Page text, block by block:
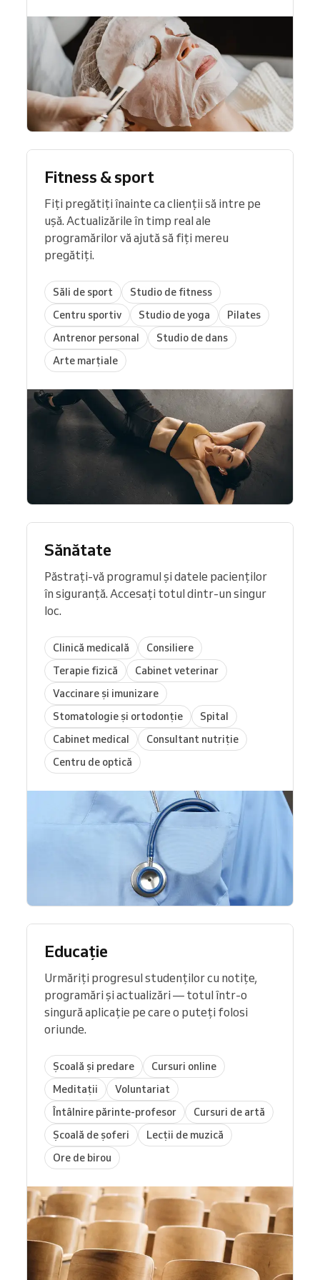
gestiona afacerea de predare oricând,
oriunde, direct de pe telefon.
Fitness & sport
Fiți pregătiți înainte ca clienții să intre pe
ușă. Actualizările în timp real ale
programărilor vă ajută să fiți mereu
pregătiți.
Săli de sport
Studio de fitness
Centru sportiv
Studio de yoga
Pilates
Antrenor personal
Studio de dans
Arte marțiale
Sănătate
Păstrați-vă programul și datele pacienților
în siguranță. Accesați totul dintr-un singur
loc.
Clinică medicală
Consiliere
Terapie fizică
Cabinet veterinar
Vaccinare și imunizare
Stomatologie și ortodonție
Spital
Cabinet medical
Consultant nutriție
Centru de optică
Educație
Urmăriți progresul studenților cu notițe,
programări și actualizări — totul într-o
singură aplicație pe care o puteți folosi
oriunde.
Școală și predare
Cursuri online
Meditații
Voluntariat
Întâlnire părinte-profesor
Cursuri de artă
Școală de șoferi
Lecții de muzică
Ore de birou